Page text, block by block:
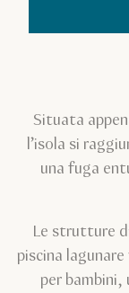
Situata
l’isola si
una fuga
Le strutture
piscina
per